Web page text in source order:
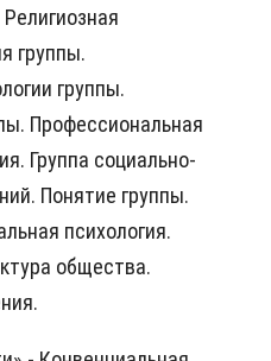
группы.
группы.
Профессиональная
Группа социально-
Понятие группы.
психология.
общества.